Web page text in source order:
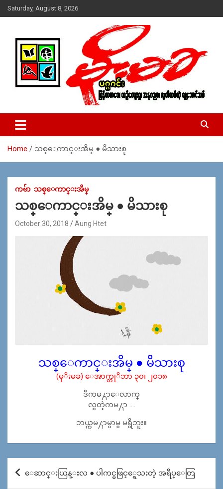
Skip
to
Saturday, August 8, 2026
MoeMaKa Burmese News &
Media
ယ္ေရး – အမွတ္ ၂၅၄၊ ပထပ္၊ လမ္း ၄၀၊ ေက်ာက္တံတား၊ ရန္ကုန္။
(ဖုုံး – ၀၉ ၂၅၂ ၂၄၉ ၀၉၄ ၊ ၀၉ ၄၂၁ ၇၄၃ ၇၅၃ ၊ ၀၉ ၅၀၄ ၁၀ ၅၈) ျ
ဇာေစ်းသစ္ ။ ၀၉ ၇၈၆၈၃၇ ၃၀၅ / ၀၉ ၉၆၃၆၉၉၈၃၄
Home သစ္ေကာင္းအိမ္ ● မိသားစု
ကဗ်ာ သစ္ေကာင္းအိမ္
သစ္ေကာင္းအိမ္ ● မိသားစု
October 30, 2018 Aung Htet
သစ္ေကာင္းအိမ္ ● မိသားစု
(မုိးမခ) ေအာက္တုိဘာ ၃၀၊ ၂၀၁၈
ဒီကမ႓ာေလာက္
လွတဲ့ကမ႓ာ ….
ဘယ္ကမ႓ာမွာမွ မရွိဘူး။
Post
navigation
ေဆာင္းယြန္းလ ● ပါကင္မဖြင့္ရေသးတဲ့ အရိပ္ေတြ